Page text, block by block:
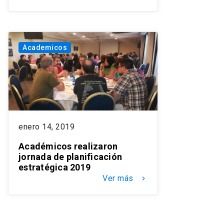
Academicos
enero 14, 2019
Académicos realizaron
jornada de planificación
estratégica 2019
Ver más keyboard_arrow_right